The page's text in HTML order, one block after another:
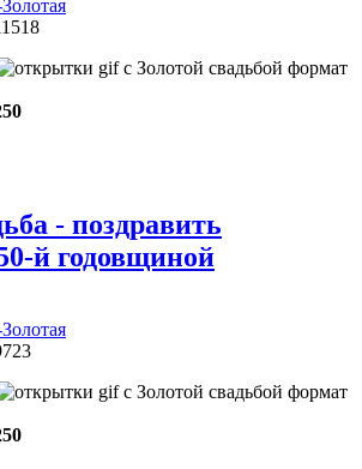
формат
- поздравить
й годовщиной
формат